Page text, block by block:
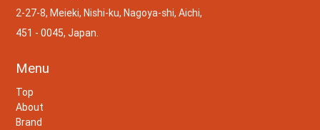
2-27-8, Meieki, Nishi-ku, Nagoya-shi, Aichi,
451 - 0045, Japan.
Menu
Top
About
Brand